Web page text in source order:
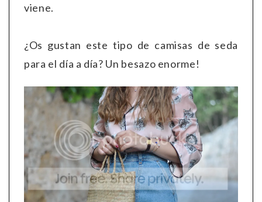
viene.
¿Os gustan este tipo de camisas de seda
para el día a día? Un besazo enorme!